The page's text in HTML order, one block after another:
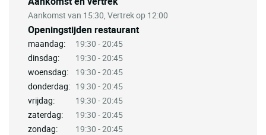
Aankomst van 15:30, Vertrek op 12:00
Openingstijden restaurant
maandag:
19:30 - 20:45
dinsdag:
19:30 - 20:45
woensdag:
19:30 - 20:45
donderdag: 19:30 - 20:45
vrijdag:
19:30 - 20:45
zaterdag:
19:30 - 20:45
zondag:
19:30 - 20:45